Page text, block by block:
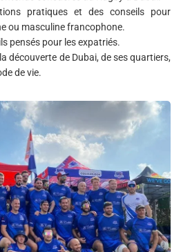
pratiques et des conseils pour
ou masculine francophone.
pensés pour les expatriés.
découverte de Dubai, de ses quartiers,
de vie.